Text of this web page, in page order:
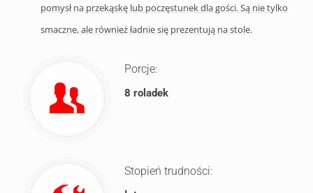
pomysł na przekąskę lub poczęstunek dla gości. Są nie tylko
smaczne, ale również ładnie się prezentują na stole.
Porcje:
8 roladek
Stopień trudności: